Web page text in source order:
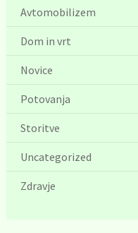
Avtomobilizem
Dom in vrt
Novice
Potovanja
Storitve
Uncategorized
Zdravje